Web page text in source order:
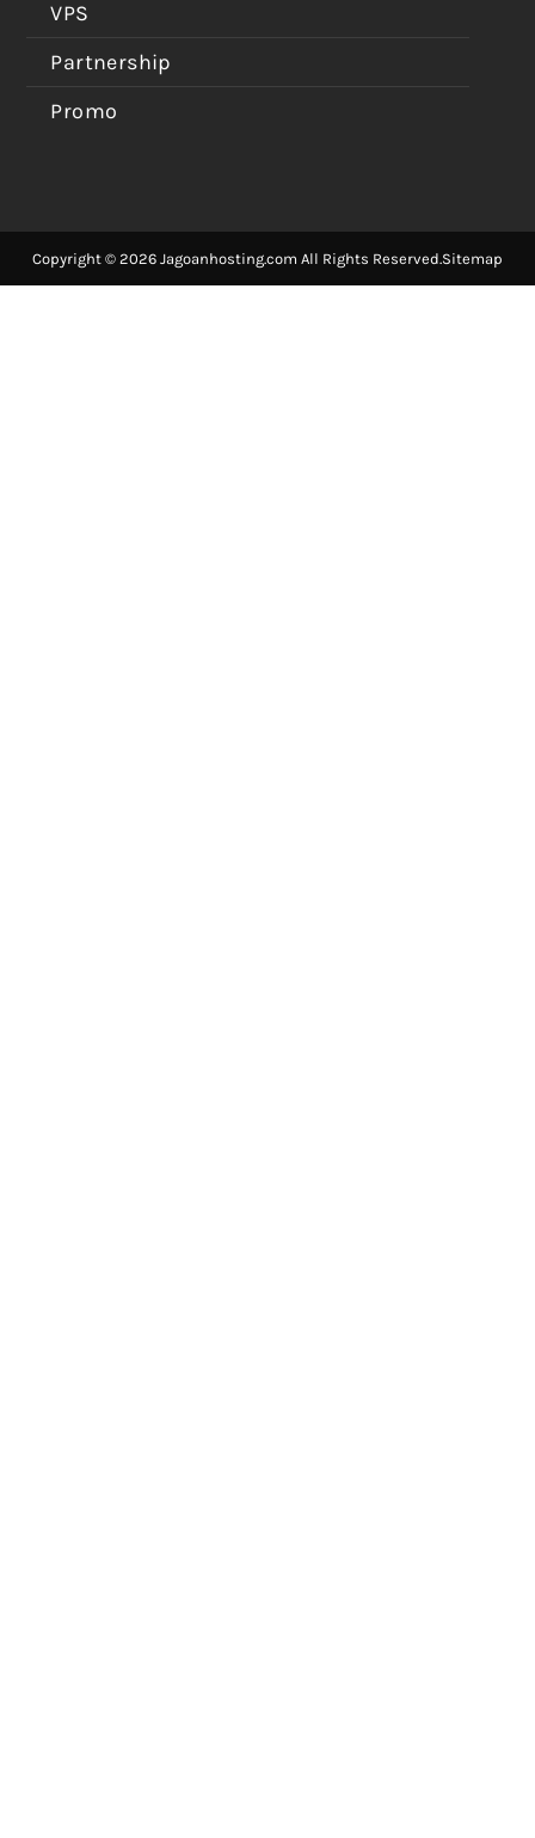
VPS
Partnership
Promo
Copyright © 2026 Jagoanhosting.com All Rights Reserved.Sitemap